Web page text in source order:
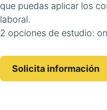
que puedas aplicar los
laboral.
2 opciones de estudio:
Solicita información